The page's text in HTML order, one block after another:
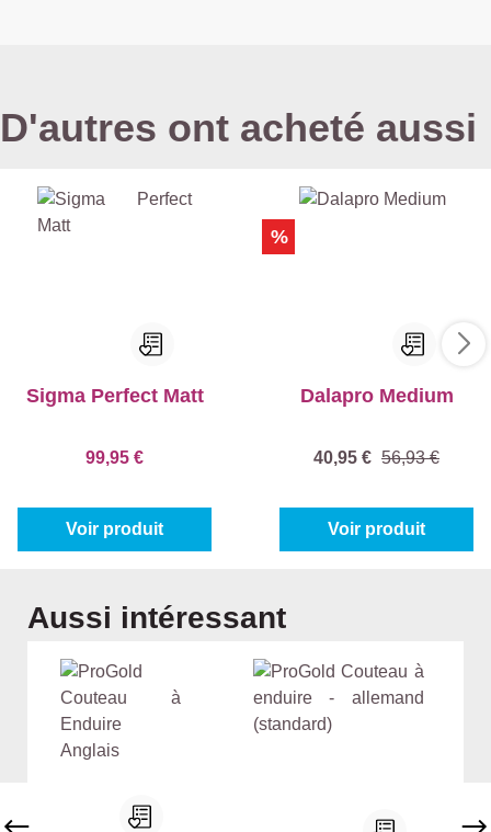
D'autres ont acheté aussi
Sigma Perfect Matt
99,95 €
Voir produit
%
Dalapro Medium
40,95 € 56,93 €
Voir produit
Ignorer la galerie de produits
Aussi intéressant